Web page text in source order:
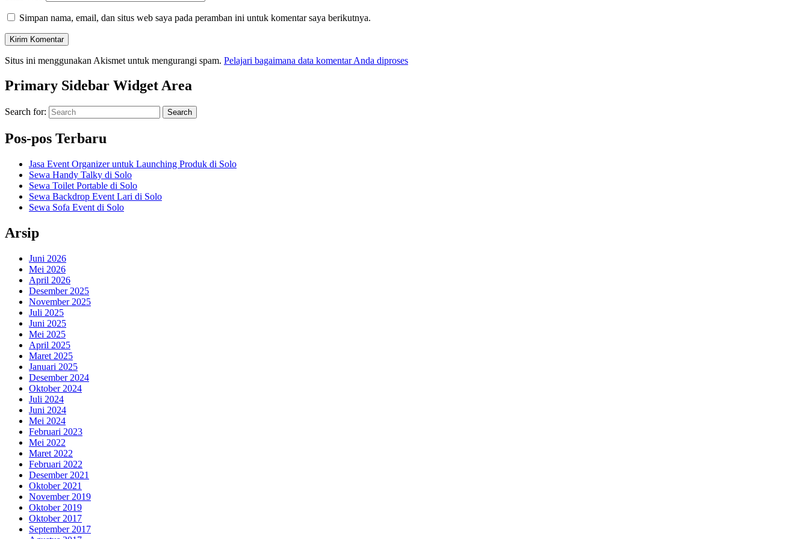
Simpan nama, email, dan situs web saya pada peramban ini untuk komentar saya berikutnya.
Situs ini menggunakan Akismet untuk mengurangi spam. Pelajari bagaimana data komentar Anda diproses
Primary Sidebar Widget Area
Search for: Search
Pos-pos Terbaru
Jasa Event Organizer untuk Launching Produk di Solo
Sewa Handy Talky di Solo
Sewa Toilet Portable di Solo
Sewa Backdrop Event Lari di Solo
Sewa Sofa Event di Solo
Arsip
Juni 2026
Mei 2026
April 2026
Desember 2025
November 2025
Juli 2025
Juni 2025
Mei 2025
April 2025
Maret 2025
Januari 2025
Desember 2024
Oktober 2024
Juli 2024
Juni 2024
Mei 2024
Februari 2023
Mei 2022
Maret 2022
Februari 2022
Desember 2021
Oktober 2021
November 2019
Oktober 2019
Oktober 2017
September 2017